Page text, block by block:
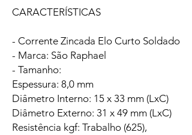
CARACTERÍSTICAS
- Corrente Zincada Elo Curto Soldado
- Marca: São Raphael
- Tamanho:
Espessura: 8,0 mm
Diâmetro Interno: 15 x 33 mm (LxC)
Diâmetro Externo: 31 x 49 mm (LxC)
Resistência kgf: Trabalho (625),